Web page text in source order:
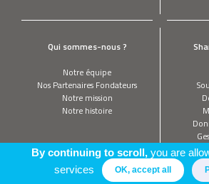
Qui sommes-nous ?
Notre équipe
Nos Partenaires Fondateurs
Notre mission
Notre histoire
By continuing to scroll,you are
services
OK, accept all